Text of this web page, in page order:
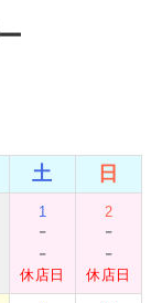
土 日
1
-
-
休店日
2
-
-
休店日